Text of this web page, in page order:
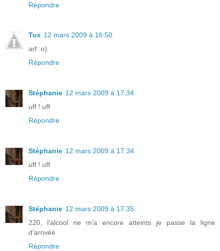
Répondre
Tux 12 mars 2009 à 16:50
arf :o)
Répondre
Stéphanie 12 mars 2009 à 17:34
uff ! uff
Répondre
Stéphanie 12 mars 2009 à 17:34
uff ! uff
Répondre
Stéphanie 12 mars 2009 à 17:35
220, l'alcool ne m'a encore atteints je passe la ligne
d'arrivée
Répondre